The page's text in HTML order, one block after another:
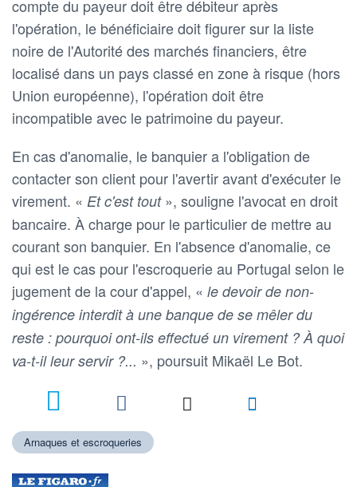
compte du payeur doit être débiteur après
l'opération, le bénéficiaire doit figurer sur la liste
noire de l'Autorité des marchés financiers, être
localisé dans un pays classé en zone à risque (hors
Union européenne), l'opération doit être
incompatible avec le patrimoine du payeur.
En cas d'anomalie, le banquier a l'obligation de
contacter son client pour l'avertir avant d'exécuter le
virement. « Et c'est tout », souligne l'avocat en droit
bancaire. À charge pour le particulier de mettre au
courant son banquier. En l'absence d'anomalie, ce
qui est le cas pour l'escroquerie au Portugal selon le
jugement de la cour d'appel, « le devoir de non-
ingérence interdit à une banque de se mêler du
reste : pourquoi ont-ils effectué un virement ? À quoi
va-t-il leur servir ?... », poursuit Mikaël Le Bot.
Arnaques et escroqueries